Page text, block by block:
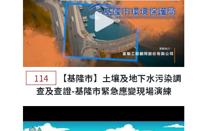
114
【基隆市】土壤及地下水污染調
查及查證-基隆市緊急應變現場演練